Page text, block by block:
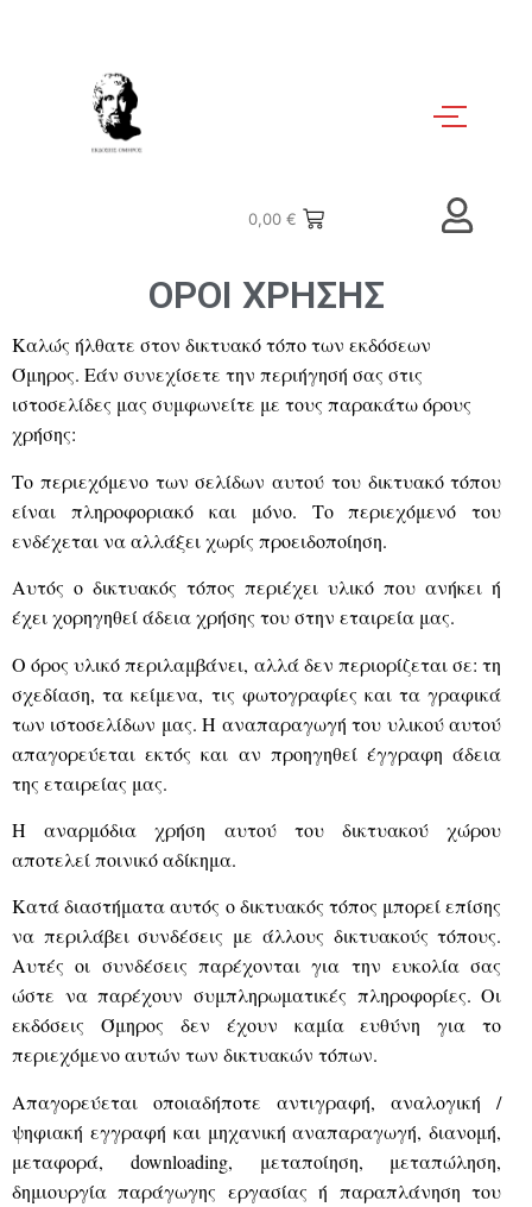
0,00€
ΟΡΟΙ ΧΡΗΣΗΣ
Καλώς ήλθατε στον δικτυακό τόπο των εκδόσεων
Όμηρος. Εάν συνεχίσετε την περιήγησή σας στις
ιστοσελίδες μας συμφωνείτε με τους παρακάτω όρους
χρήσης:
Το περιεχόμενο των σελίδων αυτού του δικτυακό τόπου
είναι πληροφοριακό και μόνο. Το περιεχόμενό του
ενδέχεται να αλλάξει χωρίς προειδοποίηση.
Αυτός ο δικτυακός τόπος περιέχει υλικό που ανήκει ή
έχει χορηγηθεί άδεια χρήσης του στην εταιρεία μας.
Ο όρος υλικό περιλαμβάνει, αλλά δεν περιορίζεται σε: τη
σχεδίαση, τα κείμενα, τις φωτογραφίες και τα γραφικά
των ιστοσελίδων μας. Η αναπαραγωγή του υλικού αυτού
απαγορεύεται εκτός και αν προηγηθεί έγγραφη άδεια
της εταιρείας μας.
Η αναρμόδια χρήση αυτού του δικτυακού χώρου
αποτελεί ποινικό αδίκημα.
Κατά διαστήματα αυτός ο δικτυακός τόπος μπορεί επίσης
να περιλάβει συνδέσεις με άλλους δικτυακούς τόπους.
Αυτές οι συνδέσεις παρέχονται για την ευκολία σας
ώστε να παρέχουν συμπληρωματικές πληροφορίες. Οι
εκδόσεις Όμηρος δεν έχουν καμία ευθύνη για το
περιεχόμενο αυτών των δικτυακών τόπων.
Απαγορεύεται οποιαδήποτε αντιγραφή, αναλογική /
ψηφιακή εγγραφή και μηχανική αναπαραγωγή, διανομή,
μεταφορά, downloading, μεταποίηση, μεταπώληση,
δημιουργία παράγωγης εργασίας ή παραπλάνηση του